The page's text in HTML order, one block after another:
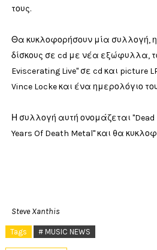
τους.
Θα κυκλοφορήσουν μία συλλογή, η
δίσκους σε cd με νέα εξώφυλλα,
Eviscerating Live" σε cd και picture
Vince Locke και ένα ημερολόγιο
Η συλλογή αυτή ονομάζεται "Dead
Years Of Death Metal" και θα
Steve Xanthis
Tags # MUSIC NEWS